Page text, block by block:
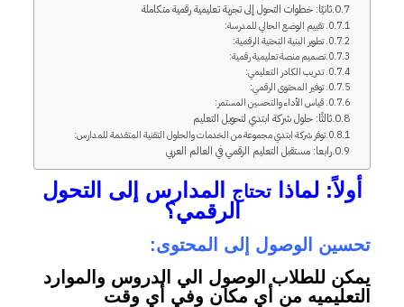
ثانيًا: خطوات التحول إلى تجربة تعليمية رقمية متكاملة
تقييم الوضع الحالي للمدرسة:
تطوير البنية التحتية الرقمية:
تصميم منصة تعليمية رقمية:
تدريب الكادر التعليمي:
توفير المحتوى الرقمي:
قياس الأداء والتحسين المستمر:
ثالثًا: حلول شركة ابتدي لتحويل التعليم
توفر شركة ابتدي مجموعة من الخدمات والحلول التقنية المتقدمة للمدارس:
رابعا: مستقبل التعليم الرقمي في العالم العربي
أولاً: لماذاتحتاج
المدارس إلى التحول
الرقمي؟
تحسين الوصول إلى المحتوى:
يمكن للطلاب الوصول الي الدروس والموارد
التعليميه من أي مكان وفي أي وقت